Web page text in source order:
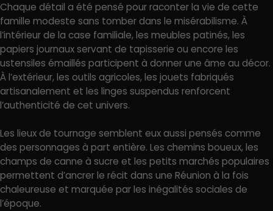
Chaque détail a été pensé pour raconter la vie de cette
famille modeste sans tomber dans le misérabilisme. À
l’intérieur de la case familiale, les meubles patinés, les
papiers journaux servant de tapisserie ou encore les
ustensiles émaillés participent à donner une âme au décor.
À l’extérieur, les outils agricoles, les jouets fabriqués
artisanalement et les linges suspendus renforcent
l’authenticité de cet univers.
Les lieux de tournage semblent eux aussi pensés comme
des personnages à part entière. Les chemins boueux, les
champs de canne à sucre et les petits marchés populaires
permettent d’ancrer le récit dans une Réunion à la fois
chaleureuse et marquée par les inégalités sociales de
l’époque.